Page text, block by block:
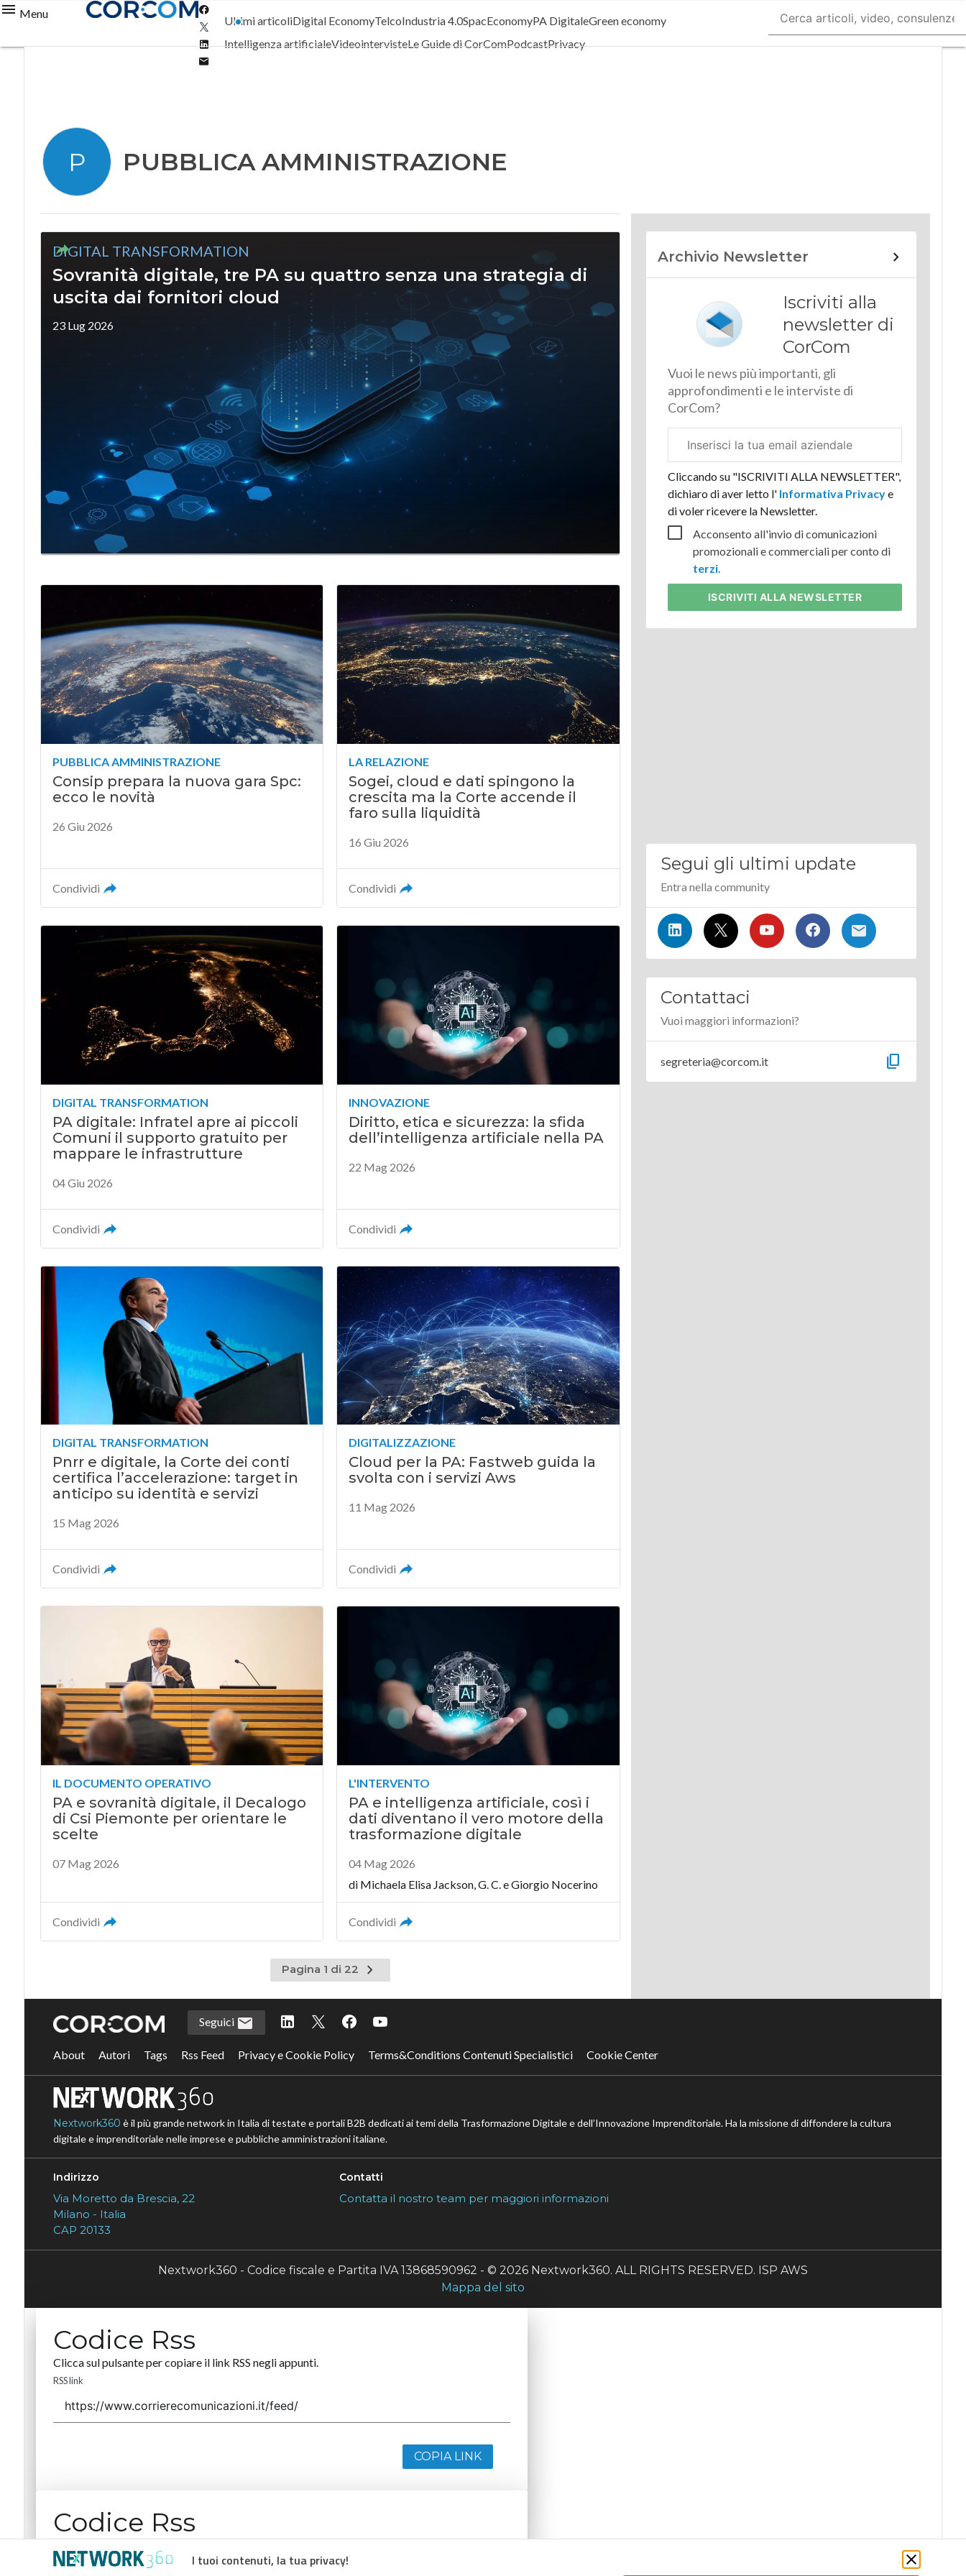
Menu
Twitter
Linkedin
Ultimi articoliDigital EconomyTelcoIndustria 4.0SpacEconomyPA DigitaleGreen economy
Intelligenza artificialeVideointervisteLe Guide di CorComPodcastPrivacy
P PUBBLICA AMMINISTRAZIONE
DIGITAL TRANSFORMATION
Sovranità digitale, tre PA su quattro senza una strategia di
uscita dai fornitori cloud
23 Lug 2026
PUBBLICA AMMINISTRAZIONE
Consip prepara la nuova gara Spc:
ecco le novità
26 Giu 2026
Condividi
LA RELAZIONE
Sogei, cloud e dati spingono la
crescita ma la Corte accende il
faro sulla liquidità
16 Giu 2026
Condividi
DIGITAL TRANSFORMATION
PA digitale: Infratel apre ai piccoli
Comuni il supporto gratuito per
mappare le infrastrutture
04 Giu 2026
Condividi
INNOVAZIONE
Diritto, etica e sicurezza: la sfida
dell’intelligenza artificiale nella PA
22 Mag 2026
Condividi
DIGITAL TRANSFORMATION
Pnrr e digitale, la Corte dei conti
certifica l’accelerazione: target in
anticipo su identità e servizi
15 Mag 2026
Condividi
DIGITALIZZAZIONE
Cloud per la PA: Fastweb guida la
svolta con i servizi Aws
11 Mag 2026
Condividi
IL DOCUMENTO OPERATIVO
PA e sovranità digitale, il Decalogo
di Csi Piemonte per orientare le
scelte
07 Mag 2026
Condividi
L'INTERVENTO
PA e intelligenza artificiale, così i
dati diventano il vero motore della
trasformazione digitale
04 Mag 2026
di Michaela Elisa Jackson,G. C.eGiorgio Nocerino
Condividi
Pagina 1 di 22
Pagina
successiva
Archivio Newsletter
Iscriviti alla
newsletter di
CorCom
Vuoi le news più importanti, gli
approfondimenti e le interviste di
CorCom?
aziendale
Cliccando su "ISCRIVITI ALLA NEWSLETTER",
dichiaro di aver letto l'Informativa Privacye
di voler ricevere la Newsletter.
Acconsento all'invio di comunicazioni
promozionali e commerciali per conto di
terzi.
ISCRIVITI ALLA NEWSLETTER
Segui gli ultimi update
Entra nella community
Contattaci
Vuoi maggiori informazioni?
segreteria@corcom.it content_copy
I tuoi contenuti, la tua privacy!
Seguici
About Autori Tags Rss Feed Privacy e Cookie Policy Terms&Conditions Contenuti Specialistici Cookie Center
Nextwork360 è il più grande network in Italia di testate e portali B2B dedicati ai temi della Trasformazione Digitale e dell’Innovazione Imprenditoriale. Ha la missione di diffondere la cultura
digitale e imprenditoriale nelle imprese e pubbliche amministrazioni italiane.
Indirizzo
Via Moretto da Brescia, 22
Milano - Italia
CAP 20133
Contatti
Contatta il nostro team per maggiori informazioni
Nextwork360 - Codice fiscale e Partita IVA 13868590962 - © 2026 Nextwork360. ALL RIGHTS RESERVED. ISP AWS
Mappa del sito
Codice Rss
Clicca sul pulsante per copiare il link RSS negli appunti.
RSS link
COPIA LINK
Codice Rss
RSS link